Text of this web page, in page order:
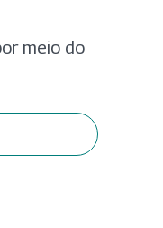
meio do